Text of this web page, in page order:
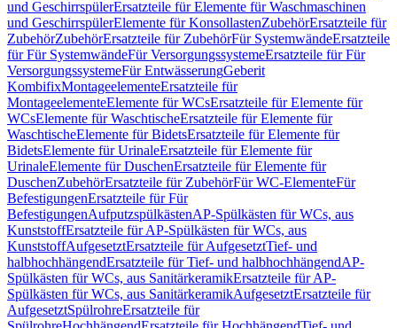
und GeschirrspülerErsatzteile für Elemente für Waschmaschinen
und GeschirrspülerElemente für KonsollastenZubehörErsatzteile für
ZubehörZubehörErsatzteile für ZubehörFür SystemwändeErsatzteile
für Für SystemwändeFür VersorgungssystemeErsatzteile für Für
VersorgungssystemeFür EntwässerungGeberit
KombifixMontageelementeErsatzteile für
MontageelementeElemente für WCsErsatzteile für Elemente für
WCsElemente für WaschtischeErsatzteile für Elemente für
WaschtischeElemente für BidetsErsatzteile für Elemente für
BidetsElemente für UrinaleErsatzteile für Elemente für
UrinaleElemente für DuschenErsatzteile für Elemente für
DuschenZubehörErsatzteile für ZubehörFür WC-ElementeFür
BefestigungenErsatzteile für Für
BefestigungenAufputzspülkästenAP-Spülkästen für WCs, aus
KunststoffErsatzteile für AP-Spülkästen für WCs, aus
KunststoffAufgesetztErsatzteile für AufgesetztTief- und
halbhochhängendErsatzteile für Tief- und halbhochhängendAP-
Spülkästen für WCs, aus SanitärkeramikErsatzteile für AP-
Spülkästen für WCs, aus SanitärkeramikAufgesetztErsatzteile für
AufgesetztSpülrohreErsatzteile für